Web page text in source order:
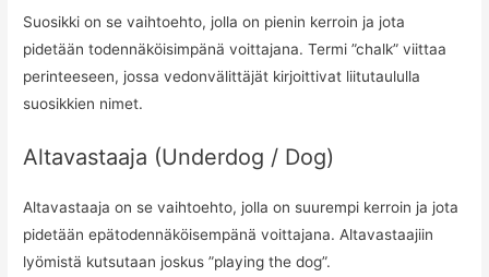
Suosikki on se vaihtoehto, jolla on pienin kerroin ja jota
pidetään todennäköisimpänä voittajana. Termi ”chalk” viittaa
perinteeseen, jossa vedonvälittäjät kirjoittivat liitutaululla
suosikkien nimet.
Altavastaaja (Underdog / Dog)
Altavastaaja on se vaihtoehto, jolla on suurempi kerroin ja jota
pidetään epätodennäköisempänä voittajana. Altavastaajiin
lyömistä kutsutaan joskus ”playing the dog”.